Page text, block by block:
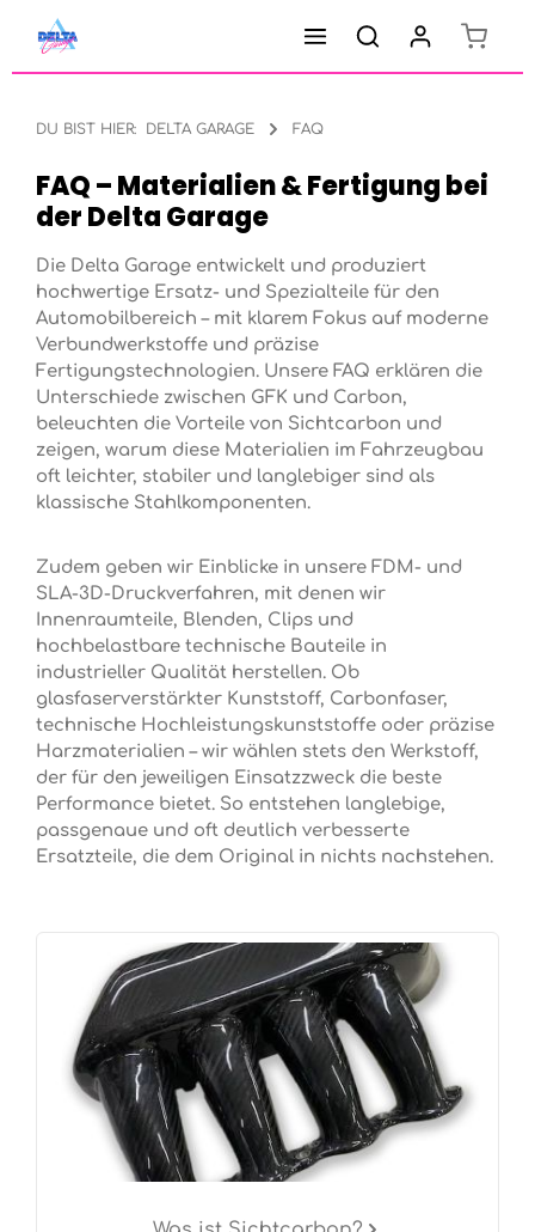
Zum Hauptinhalt springen
DU BIST HIER: DELTA GARAGE FAQ
FAQ – Materialien & Fertigung bei
der Delta Garage
Die Delta Garage entwickelt und produziert
hochwertige Ersatz- und Spezialteile für den
Automobilbereich – mit klarem Fokus auf moderne
Verbundwerkstoffe und präzise
Fertigungstechnologien. Unsere FAQ erklären die
Unterschiede zwischen GFK und Carbon,
beleuchten die Vorteile von Sichtcarbon und
zeigen, warum diese Materialien im Fahrzeugbau
oft leichter, stabiler und langlebiger sind als
klassische Stahlkomponenten.
Zudem geben wir Einblicke in unsere FDM- und
SLA-3D-Druckverfahren, mit denen wir
Innenraumteile, Blenden, Clips und
hochbelastbare technische Bauteile in
industrieller Qualität herstellen. Ob
glasfaserverstärkter Kunststoff, Carbonfaser,
technische Hochleistungskunststoffe oder präzise
Harzmaterialien – wir wählen stets den Werkstoff,
der für den jeweiligen Einsatzzweck die beste
Performance bietet. So entstehen langlebige,
passgenaue und oft deutlich verbesserte
Ersatzteile, die dem Original in nichts nachstehen.
Kategoriegalerie überspringen